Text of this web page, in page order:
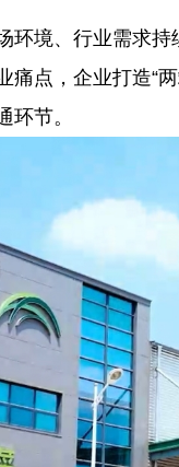
环境、行业需求
点，企业打造“
环节。